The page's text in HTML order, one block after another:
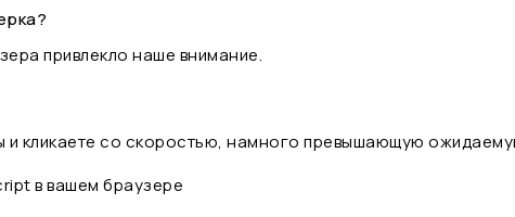
привлекло наше внимание.
и кликаете со скоростью, намного превышающую
в вашем браузере